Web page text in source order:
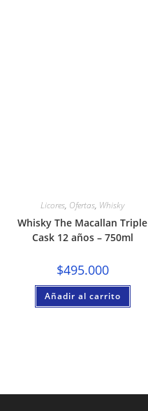
Licores, Ofertas, Whisky
Whisky The Macallan Triple
Cask 12 años – 750ml
$495.000
Añadir al carrito